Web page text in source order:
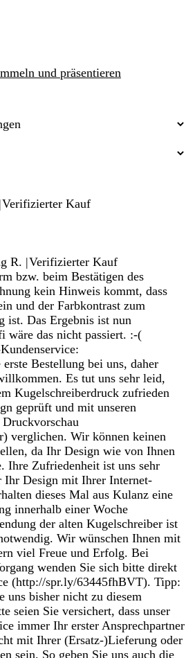
und präsentieren
|Verifizierter Kauf
R. |Verifizierter Kauf
bzw. beim Bestätigen des
kein Hinweis kommt, dass
und der Farbkontrast zum
ist. Das Ergebnis ist nun
wäre das nicht passiert. :-(
Bestellung bei uns, daher
Es tut uns sehr leid,
Kugelschreiberdruck zufrieden
geprüft und mit unseren
verglichen. Wir können keinen
da Ihr Design wie von Ihnen
Ihre Zufriedenheit ist uns sehr
Ihr Design mit Ihrer Internet-
dieses Mal aus Kulanz eine
innerhalb einer Woche
der alten Kugelschreiber ist
Wir wünschen Ihnen mit
viel Freue und Erfolg. Bei
wenden Sie sich bitte direkt
(http://spr.ly/63445fhBVT). Tipp:
uns bisher nicht zu diesem
seien Sie versichert, dass unser
immer Ihr erster Ansprechpartner
mit Ihrer (Ersatz-)Lieferung oder
sein. So geben Sie uns auch die